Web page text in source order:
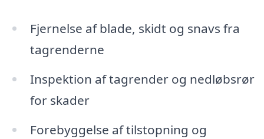
Fjernelse af blade, skidt og snavs fra
tagrenderne
Inspektion af tagrender og nedløbsrør
for skader
Forebyggelse af tilstopning og